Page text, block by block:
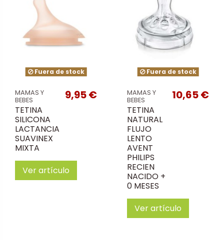
Fuera de stock
MAMAS Y
BEBES
TETINA
SILICONA
LACTANCIA
SUAVINEX
MIXTA
9,95 €
Ver artículo
Fuera de stock
MAMAS Y
BEBES
TETINA
NATURAL
FLUJO
LENTO
AVENT
PHILIPS
RECIEN
NACIDO +
0 MESES
10,65 €
Ver artículo